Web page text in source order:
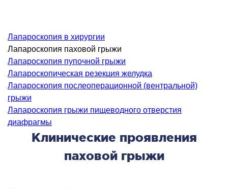
и нутрициология
терапия
помощь
ЗАБОЛЕВАНИЯ
Лапароскопия в хирургии
Лапароскопия паховой грыжи
Лапароскопия пупочной грыжи
Лапароскопическая резекция желудка
Лапароскопия послеоперационной (вентральной)
грыжи
Лапароскопия грыжи пищеводного отверстия
диафрагмы
Клинические проявления
паховой грыжи